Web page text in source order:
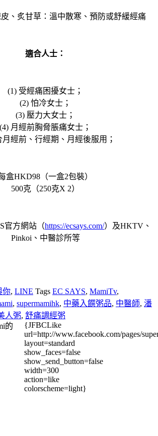
、炙甘草：溫中散寒、預防或舒緩經痛
適合人士：
(1) 受經痛困擾女士；
(2) 怕冷女士；
(3) 壓力大女士；
(4) 月經前胸脅脹痛女士；
月經前、行經期、月經後服用；
盒HKD98（一盒2包裝）
500克（250克X 2）
官方網站（https://ecsays.com/）及HKTV、
Pinkoi、中醫診所等
你, LINE Tags EC SAYS, MamiTv,
, supermamihk, 中藥入饌粥品, 中醫師, 潘
人粥, 舒痛調經粥
的
{JFBCLike
url=http://www.facebook.com/pages/
layout=standard
show_faces=false
show_send_button=false
width=300
action=like
colorscheme=light}